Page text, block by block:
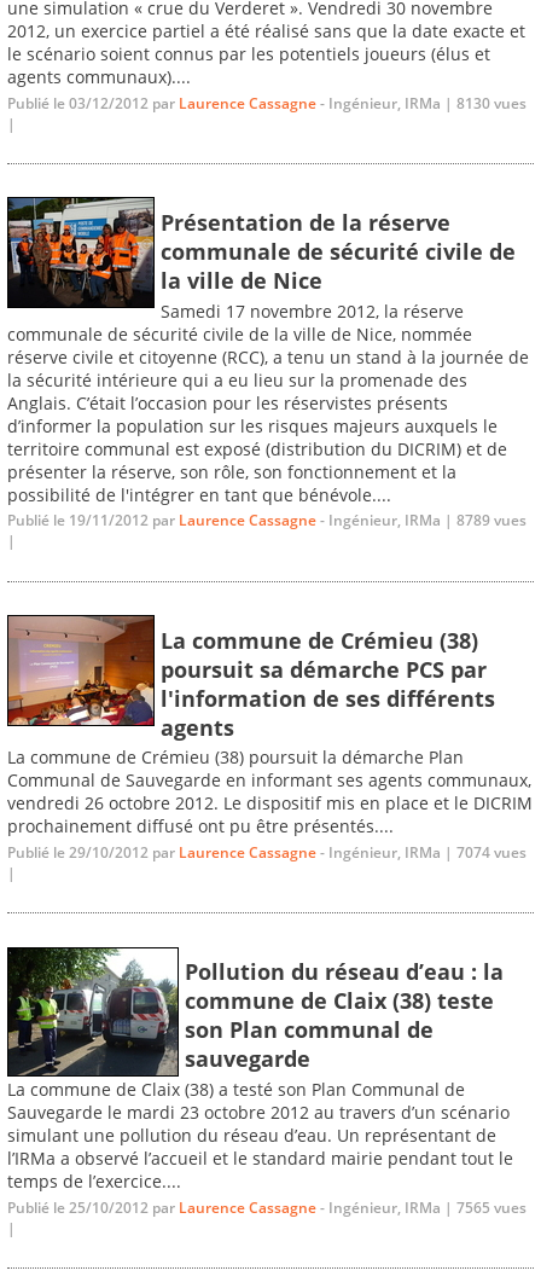
une simulation « crue du Verderet ». Vendredi 30 novembre
2012, un exercice partiel a été réalisé sans que la date exacte et
le scénario soient connus par les potentiels joueurs (élus et
agents communaux)....
Publié le 03/12/2012 par Laurence Cassagne- Ingénieur, IRMa | 8130 vues
|
Présentation de la réserve
communale de sécurité civile de
la ville de Nice
Samedi 17 novembre 2012, la réserve
communale de sécurité civile de la ville de Nice, nommée
réserve civile et citoyenne (RCC), a tenu un stand à la journée de
la sécurité intérieure qui a eu lieu sur la promenade des
Anglais. C’était l’occasion pour les réservistes présents
d’informer la population sur les risques majeurs auxquels le
territoire communal est exposé (distribution du DICRIM) et de
présenter la réserve, son rôle, son fonctionnement et la
possibilité de l'intégrer en tant que bénévole....
Publié le 19/11/2012 par Laurence Cassagne- Ingénieur, IRMa | 8789 vues
|
La commune de Crémieu (38)
poursuit sa démarche PCS par
l'information de ses différents
agents
La commune de Crémieu (38) poursuit la démarche Plan
Communal de Sauvegarde en informant ses agents communaux,
vendredi 26 octobre 2012. Le dispositif mis en place et le DICRIM
prochainement diffusé ont pu être présentés....
Publié le 29/10/2012 par Laurence Cassagne- Ingénieur, IRMa | 7074 vues
|
Pollution du réseau d’eau : la
commune de Claix (38) teste
son Plan communal de
sauvegarde
La commune de Claix (38) a testé son Plan Communal de
Sauvegarde le mardi 23 octobre 2012 au travers d’un scénario
simulant une pollution du réseau d’eau. Un représentant de
l’IRMa a observé l’accueil et le standard mairie pendant tout le
temps de l’exercice....
Publié le 25/10/2012 par Laurence Cassagne- Ingénieur, IRMa | 7565 vues
|